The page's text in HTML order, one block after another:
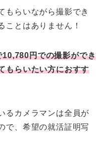
もらいながら撮影でき
ことはありません！
円での撮影ができ
もらいたい方におすす
るカメラマンは全員が
で、希望の就活証明写